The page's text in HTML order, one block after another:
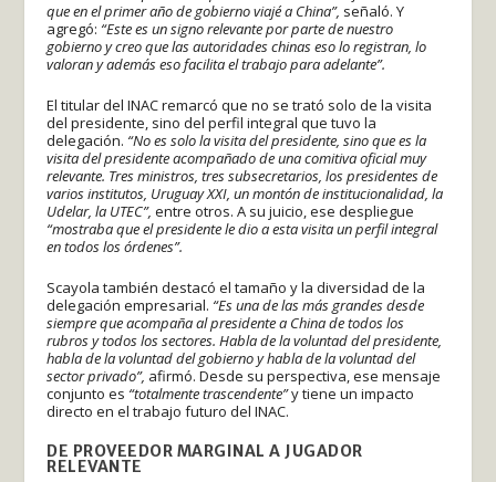
que en el primer año de gobierno viajé a China”, señaló. Y
agregó: “Este es un signo relevante por parte de nuestro
gobierno y creo que las autoridades chinas eso lo registran, lo
valoran y además eso facilita el trabajo para adelante”.
El titular del INAC remarcó que no se trató solo de la visita
del presidente, sino del perfil integral que tuvo la
delegación. “No es solo la visita del presidente, sino que es la
visita del presidente acompañado de una comitiva oficial muy
relevante. Tres ministros, tres subsecretarios, los presidentes de
varios institutos, Uruguay XXI, un montón de institucionalidad, la
Udelar, la UTEC”,entre otros. A su juicio, ese despliegue
“mostraba que el presidente le dio a esta visita un perfil integral
en todos los órdenes”.
Scayola también destacó el tamaño y la diversidad de la
delegación empresarial. “Es una de las más grandes desde
siempre que acompaña al presidente a China de todos los
rubros y todos los sectores. Habla de la voluntad del presidente,
habla de la voluntad del gobierno y habla de la voluntad del
sector privado”, afirmó. Desde su perspectiva, ese mensaje
conjunto es “totalmente trascendente”y tiene un impacto
directo en el trabajo futuro del INAC.
DE PROVEEDOR MARGINAL A JUGADOR
RELEVANTE